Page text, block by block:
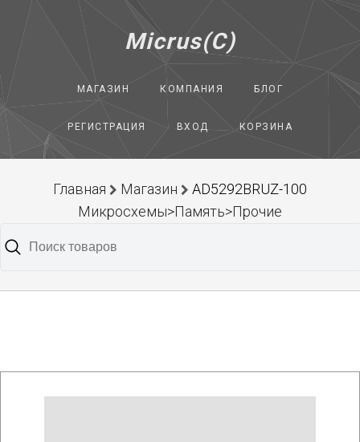
Micrus(C)
МАГАЗИН КОМПАНИЯ БЛОГ
РЕГИСТРАЦИЯ ВХОД КОРЗИНА
Главная Магазин
AD5292BRUZ-100
Микросхемы>Память>Прочие